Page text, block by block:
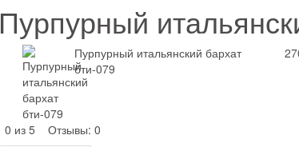
Пурпурный
Пурпурный итальянский бархат
бти-079
0 из 5 Отзывы: 0